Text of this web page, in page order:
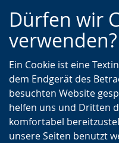
Dürfen wir
verwenden?
Ein Cookie ist eine
dem Endgerät des
besuchten Website
helfen uns und Dritten
komfortabel
unsere Seiten benutzt